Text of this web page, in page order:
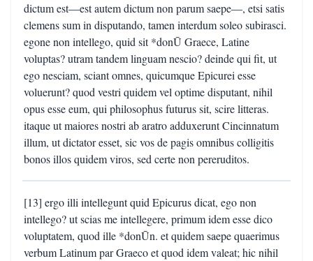
dictum est—est autem dictum non parum saepe—, etsi satis
clemens sum in disputando, tamen interdum soleo subirasci.
egone non intellego, quid sit *donŪ Graece, Latine
voluptas? utram tandem linguam nescio? deinde qui fit, ut
ego nesciam, sciant omnes, quicumque Epicurei esse
voluerunt? quod vestri quidem vel optime disputant, nihil
opus esse eum, qui philosophus futurus sit, scire litteras.
itaque ut maiores nostri ab aratro adduxerunt Cincinnatum
illum, ut dictator esset, sic vos de pagis omnibus colligitis
bonos illos quidem viros, sed certe non pereruditos.
[13] ergo illi intellegunt quid Epicurus dicat, ego non
intellego? ut scias me intellegere, primum idem esse dico
voluptatem, quod ille *donŪn. et quidem saepe quaerimus
verbum Latinum par Graeco et quod idem valeat; hic nihil